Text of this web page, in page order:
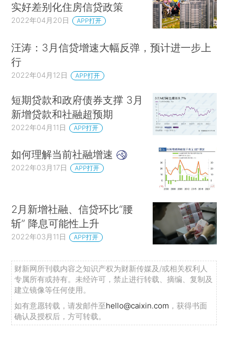
实好差别化住房信贷政策
2022年04月20日 APP打开
汪涛：3月信贷增速大幅反弹，预计进一步上
行
2022年04月12日 APP打开
短期贷款和政府债券支撑 3月
新增贷款和社融超预期
2022年04月11日 APP打开
如何理解当前社融增速
2022年03月17日 APP打开
2月新增社融、信贷环比“腰
斩” 降息可能性上升
2022年03月11日 APP打开
财新网所刊载内容之知识产权为财新传媒及/或相关权利人
专属所有或持有。未经许可，禁止进行转载、摘编、复制及
建立镜像等任何使用。
如有意愿转载，请发邮件至hello@caixin.com ，获得书面
确认及授权后，方可转载。